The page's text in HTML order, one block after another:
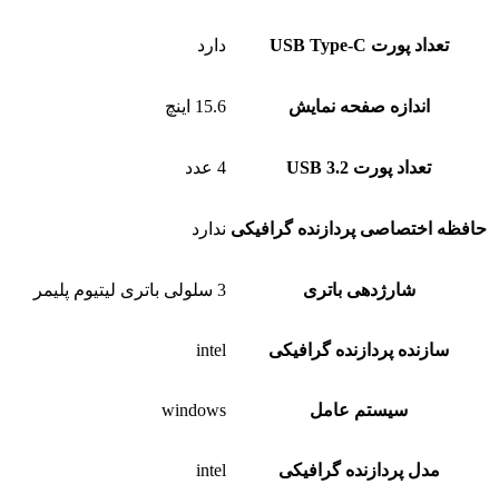
تعداد پورت USB Type-C دارد
اندازه صفحه نمایش 15.6 اینچ
تعداد پورت USB 3.2 4 عدد
حافظه اختصاصی پردازنده گرافیکی ندارد
شارژدهی باتری 3 سلولی باتری لیتیوم پلیمر
سازنده پردازنده گرافیکی intel
سیستم عامل windows
مدل پردازنده گرافیکی intel